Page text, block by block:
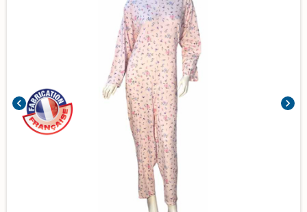
chevron_left chevron_right